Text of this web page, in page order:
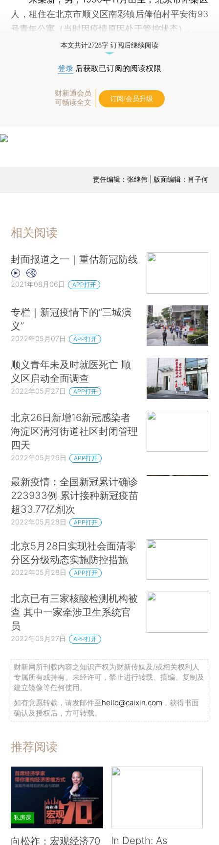
人，租住在北京市顺义区南彩镇后俸伯村平安街93
号青年公寓（当时因疫情原因处于管控状态）。
本文共计2728字 订阅后继续阅读
登录 后获取已订阅的阅读权限
财新通会员
可畅读全文
订阅/会员升级
责任编辑：张继伟 | 版面编辑：肖子何
相关阅读
封面报道之一｜重估新冠防线
2021年08月06日 APP打开
专栏｜新冠疫情下的“三城演
义”
2022年05月07日 APP打开
顺义青年未及时就医死亡 顺
义区启动全面调查
2022年05月27日 APP打开
北京26日新增16新冠感染者
海淀区清河街道社区封闭管理
四天
2022年05月26日 APP打开
最新疫情：全国新冠累计确诊
223933例 累计接种新冠疫苗
超33.77亿剂次
2022年05月28日 APP打开
北京5月28日实现社会面清零
分区分级动态实施防控措施
2022年05月28日 APP打开
北京已有三家核酸检测机构被
查 其中一家牵涉卫生系统官
员
2022年05月27日 APP打开
财新网所刊载内容之知识产权为财新传媒及/或相关权利人
专属所有或持有。未经许可，禁止进行转载、摘编、复制及
建立镜像等任何使用。
如有意愿转载，请发邮件至hello@caixin.com ，获得书面
确认及授权后，方可转载。
推荐阅读
私房课
向松祚：宏观经济70
In Depth: As